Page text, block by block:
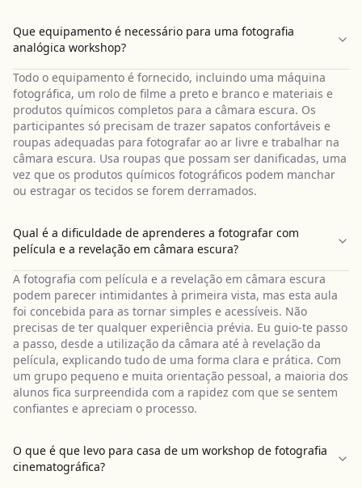
Que equipamento é necessário para uma fotografia
analógica workshop?
Todo o equipamento é fornecido, incluindo uma máquina
fotográfica, um rolo de filme a preto e branco e materiais e
produtos químicos completos para a câmara escura. Os
participantes só precisam de trazer sapatos confortáveis e
roupas adequadas para fotografar ao ar livre e trabalhar na
câmara escura. Usa roupas que possam ser danificadas, uma
vez que os produtos químicos fotográficos podem manchar
ou estragar os tecidos se forem derramados.
Qual é a dificuldade de aprenderes a fotografar com
película e a revelação em câmara escura?
A fotografia com película e a revelação em câmara escura
podem parecer intimidantes à primeira vista, mas esta aula
foi concebida para as tornar simples e acessíveis. Não
precisas de ter qualquer experiência prévia. Eu guio-te passo
a passo, desde a utilização da câmara até à revelação da
película, explicando tudo de uma forma clara e prática. Com
um grupo pequeno e muita orientação pessoal, a maioria dos
alunos fica surpreendida com a rapidez com que se sentem
confiantes e apreciam o processo.
O que é que levo para casa de um workshop de fotografia
cinematográfica?